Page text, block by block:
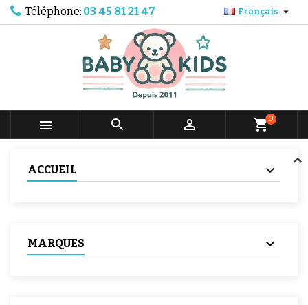
Téléphone: 03 45 81 21 47 Français 
   shopping_cart0
ACCUEIL
MARQUES